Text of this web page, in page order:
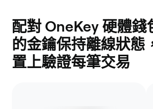
配對 OneKey 硬體錢
的金鑰保持離線狀態
置上驗證每筆交易